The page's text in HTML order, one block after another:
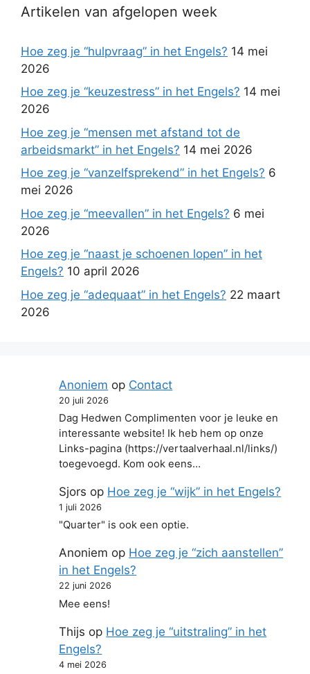
Artikelen van afgelopen week
Hoe zeg je “hulpvraag” in het Engels? 14 mei
2026
Hoe zeg je “keuzestress” in het Engels? 14 mei
2026
Hoe zeg je “mensen met afstand tot de
arbeidsmarkt” in het Engels? 14 mei 2026
Hoe zeg je “vanzelfsprekend” in het Engels? 6
mei 2026
Hoe zeg je “meevallen” in het Engels? 6 mei
2026
Hoe zeg je “naast je schoenen lopen” in het
Engels? 10 april 2026
Hoe zeg je “adequaat” in het Engels? 22 maart
2026
Anoniem op Contact
20 juli 2026
Dag Hedwen Complimenten voor je leuke en
interessante website! Ik heb hem op onze
Links-pagina (https://vertaalverhaal.nl/links/)
toegevoegd. Kom ook eens…
Sjors op Hoe zeg je “wijk” in het Engels?
1 juli 2026
"Quarter" is ook een optie.
Anoniem op Hoe zeg je “zich aanstellen”
in het Engels?
22 juni 2026
Mee eens!
Thijs op Hoe zeg je “uitstraling” in het
Engels?
4 mei 2026